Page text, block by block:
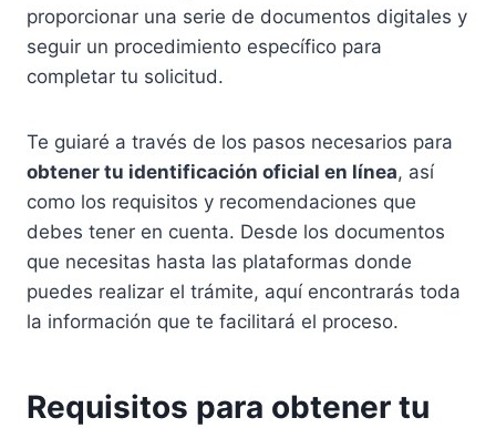
proporcionar una serie de documentos digitales y
seguir un procedimiento específico para
completar tu solicitud.
Te guiaré a través de los pasos necesarios para
obtener tu identificación oficial en línea, así
como los requisitos y recomendaciones que
debes tener en cuenta. Desde los documentos
que necesitas hasta las plataformas donde
puedes realizar el trámite, aquí encontrarás toda
la información que te facilitará el proceso.
Requisitos para obtener tu